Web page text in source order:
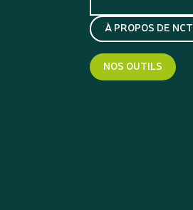
À PROPOS DE NCT
NOS OUTILS